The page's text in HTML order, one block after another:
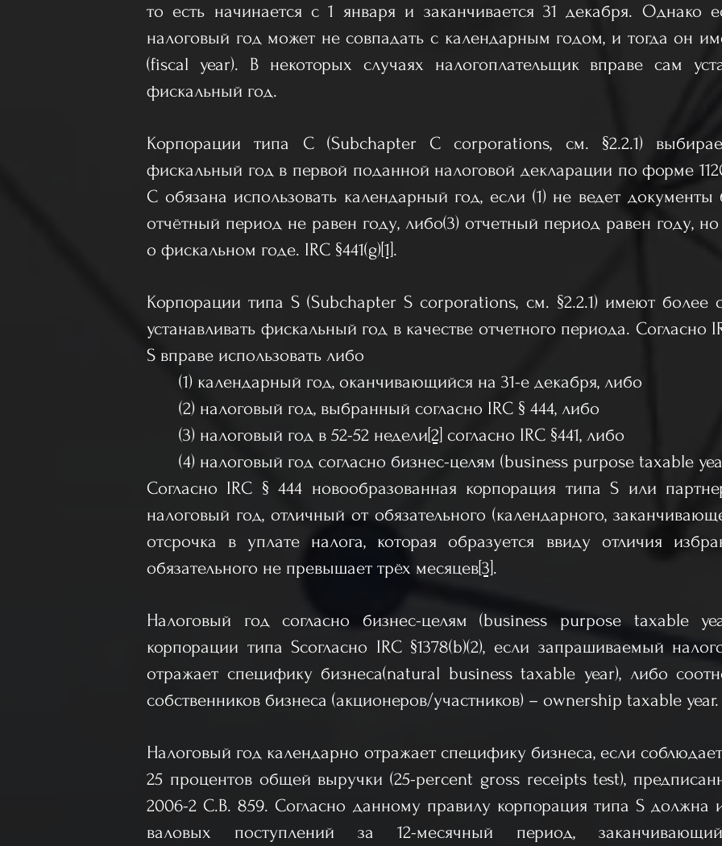
то есть начинается с 1 января и заканчивается 31 декабря. Однако
налоговый год может не совпадать с календарным годом, и тогда он
(fiscal year). В некоторых случаях налогоплательщик вправе сам
фискальный год.
Корпорации типа С (Subchapter C corporations, см. §2.2.1)
фискальный год в первой поданной налоговой декларации по форме
С обязана использовать календарный год, если (1) не ведет документы
отчётный период не равен году, либо(3) отчетный период равен году,
о фискальном годе. IRC §441(g)[1].
Корпорации типа S (Subchapter S corporations, см. §2.2.1) имеют более
устанавливать фискальный год в качестве отчетного периода. Согласно
S вправе использовать либо
(1) календарный год, оканчивающийся на 31-е декабря, либо
(2) налоговый год, выбранный согласно IRC § 444, либо
(3) налоговый год в 52-52 недели[2] согласно IRC §441, либо
(4) налоговый год согласно бизнес-целям (business purpose taxable
Согласно IRC § 444 новообразованная корпорация типа S или
налоговый год, отличный от обязательного (календарного,
отсрочка в уплате налога, которая образуется ввиду отличия
обязательного не превышает трёх месяцев[3].
Налоговый год согласно бизнес-целям (business purpose taxable
корпорации типа Sсогласно IRC §1378(b)(2), если запрашиваемый
отражает специфику бизнеса(natural business taxable year), либо
собственников бизнеса (акционеров/участников) – ownership taxable year.
Налоговый год календарно отражает специфику бизнеса, если
25 процентов общей выручки (25-percent gross receipts test),
2006-2 C.B. 859. Согласно данному правилу корпорация типа S должна
валовых поступлений за 12-месячный период,